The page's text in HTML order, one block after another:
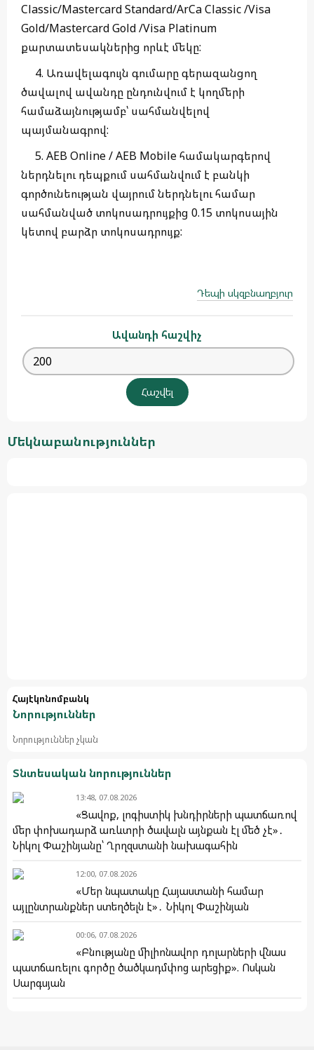
Classic/Mastercard Standard/ArCa Classic /Visa
Gold/Mastercard Gold /Visa Platinum
քարտատեսակներից որևէ մեկը:
4. Առավելագույն գումարը գերազանցող
ծավալով ավանդը ընդունվում է կողմերի
համաձայնությամբ՝ սահմանվելով
պայմանագրով:
5. AEB Online / AEB Mobile համակարգերով
ներդնելու դեպքում սահմանվում է բանկի
գործունեության վայրում ներդնելու համար
սահմանված տոկոսադրույքից 0.15 տոկոսային
կետով բարձր տոկոսադրույք:
Դեպի սկզբնաղբյուր
Ավանդի հաշվիչ
Մեկնաբանություններ
Հայէկոնոմբանկ
Նորություններ
Նորություններ չկան
Տնտեսական նորություններ
13:48, 07.08.2026
«Ցավոք, լոգիստիկ խնդիրների պատճառով
մեր փոխադարձ առևտրի ծավալն այնքան էլ մեծ չէ»․
Նիկոլ Փաշինյանը՝ Ղրղզստանի նախագահին
12:00, 07.08.2026
«Մեր նպատակը Հայաստանի համար
այլընտրանքներ ստեղծելն է»․ Նիկոլ Փաշինյան
00:06, 07.08.2026
«Բնությանը միլիոնավոր դոլարների վնաս
պատճառելու գործը ծածկադմփոց արեցիք». Ոսկան
Սարգսյան